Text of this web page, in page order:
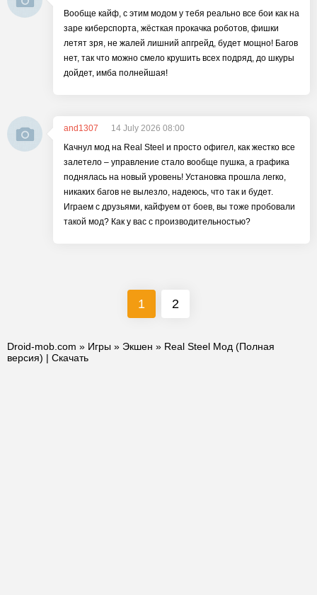
Вообще кайф, с этим модом у тебя реально все бои как на
заре киберспорта, жёсткая прокачка роботов, фишки
летят зря, не жалей лишний апгрейд, будет мощно! Багов
нет, так что можно смело крушить всех подряд, до шкуры
дойдет, имба полнейшая!
and1307
14 July 2026 08:00
Качнул мод на Real Steel и просто офигел, как жестко все
залетело – управление стало вообще пушка, а графика
поднялась на новый уровень! Установка прошла легко,
никаких багов не вылезло, надеюсь, что так и будет.
Играем с друзьями, кайфуем от боев, вы тоже пробовали
такой мод? Как у вас с производительностью?
1 2
Droid-mob.com » Игры » Экшен » Real Steel Мод (Полная
версия) | Скачать